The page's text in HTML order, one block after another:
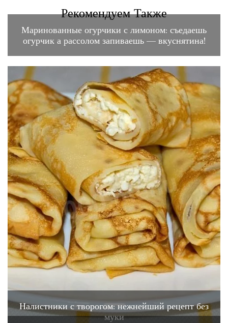
Рекомендуем Также
Маринованные огурчики с лимоном: съедаешь
огурчик а рассолом запиваешь — вкуснятина!
Налистники с творогом: нежнейший рецепт без
муки